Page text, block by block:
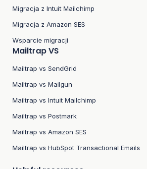
Migracja z Intuit Mailchimp
Migracja z Amazon SES
Wsparcie migracji
Mailtrap VS
Mailtrap vs SendGrid
Mailtrap vs Mailgun
Mailtrap vs Intuit Mailchimp
Mailtrap vs Postmark
Mailtrap vs Amazon SES
Mailtrap vs HubSpot Transactional Emails